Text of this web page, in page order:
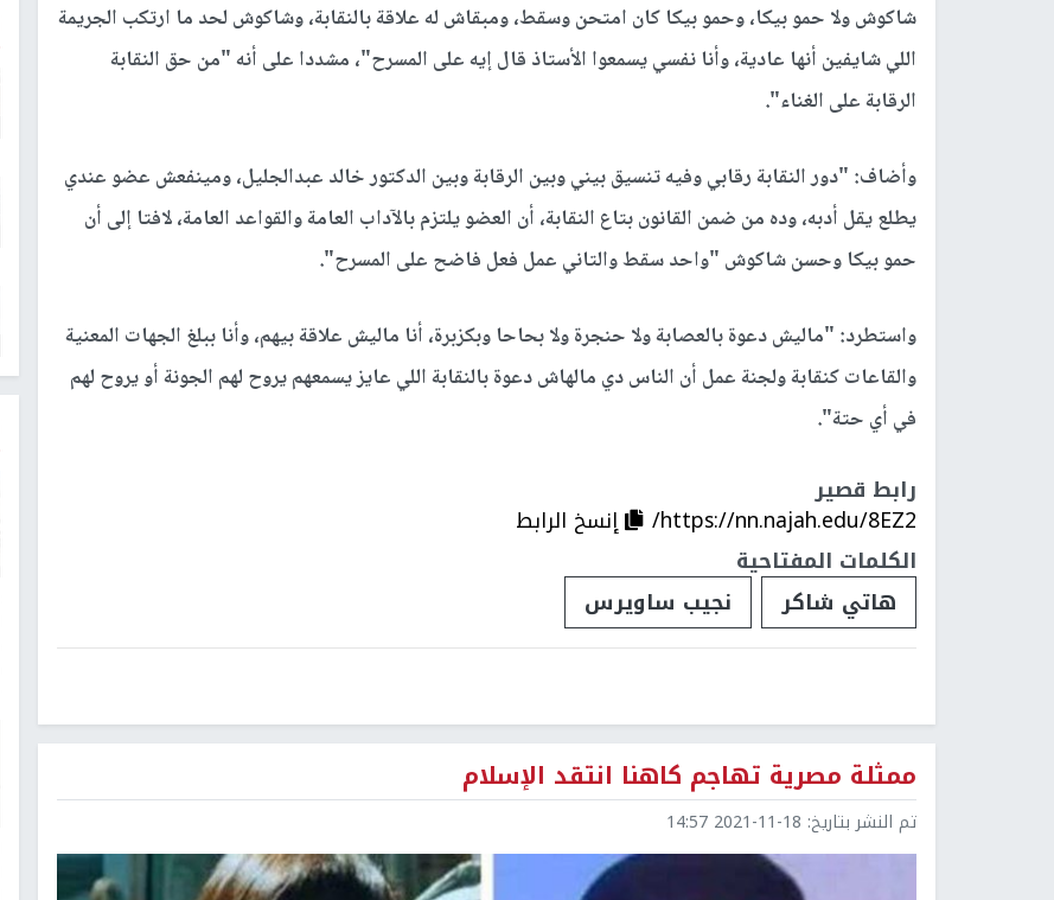
شاكوش ولا حمو بيكا، وحمو بيكا كان امتحن وسقط، ومبقاش له علاقة بالنقابة، وشاكوش لحد ما ارتكب الجريمة
اللي شايفين أنها عادية، وأنا نفسي يسمعوا الأستاذ قال إيه على المسرح"، مشددا على أنه "من حق النقابة
الرقابة على الغناء".
وأضاف: "دور النقابة رقابي وفيه تنسيق بيني وبين الرقابة وبين الدكتور خالد عبدالجليل، ومينفعش عضو عندي
يطلع يقل أدبه، وده من ضمن القانون بتاع النقابة، أن العضو يلتزم بالآداب العامة والقواعد العامة، لافتا إلى أن
حمو بيكا وحسن شاكوش "واحد سقط والتاني عمل فعل فاضح على المسرح".
واستطرد: "ماليش دعوة بالعصابة ولا حنجرة ولا بحاحا وبكزبرة، أنا ماليش علاقة بيهم، وأنا ببلغ الجهات المعنية
والقاعات كنقابة ولجنة عمل أن الناس دي مالهاش دعوة بالنقابة اللي عايز يسمعهم يروح لهم الجونة أو يروح لهم
في أي حتة".
رابط قصير
https://nn.najah.edu/8EZ2/
إنسخ الرابط
الكلمات المفتاحية
هاتي شاكر
نجيب ساويرس
ممثلة مصرية تهاجم كاهنا انتقد الإسلام
تم النشر بتاريخ: 2021-11-18 14:57